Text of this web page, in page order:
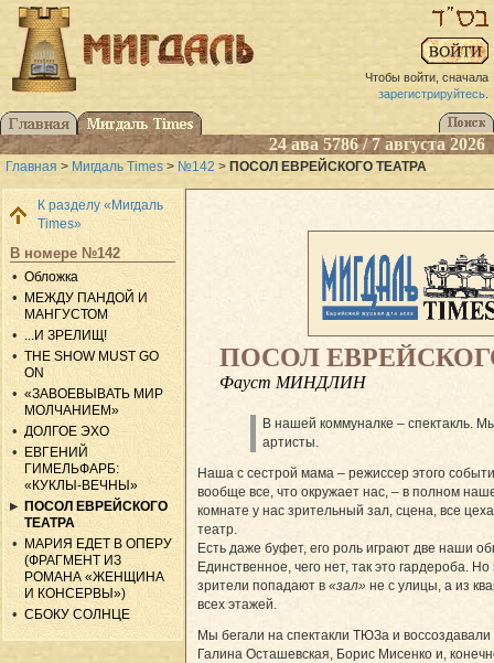
Чтобы войти, сначала
зарегистрируйтесь.
24 ава 5786 / 7 августа 2026
Главная > Мигдаль Times > №142 > ПОСОЛ ЕВРЕЙСКОГО ТЕАТРА
К разделу «Мигдаль
Times»
В номере №142
Обложка
МЕЖДУ ПАНДОЙ И
МАНГУСТОМ
...И ЗРЕЛИЩ!
THE SHOW MUST GO
ON
«ЗАВОЕВЫВАТЬ МИР
МОЛЧАНИЕМ»
ДОЛГОЕ ЭХО
ЕВГЕНИЙ
ГИМЕЛЬФАРБ:
«КУКЛЫ-ВЕЧНЫ»
ПОСОЛ ЕВРЕЙСКОГО
ТЕАТРА
МАРИЯ ЕДЕТ В ОПЕРУ
(ФРАГМЕНТ ИЗ
РОМАНА «ЖЕНЩИНА
И КОНСЕРВЫ»)
СБОКУ СОЛНЦЕ
ПОСОЛ
Фауст МИНДЛИН
В нашей коммуналке – спектакль.
артисты.
Наша с сестрой мама – режиссер этого
вообще все, что окружает нас, – в полном
комнате у нас зрительный зал, сцена, все
театр.
Есть даже буфет, его роль играют две наши
Единственное, чего нет, так это гардероба.
зрители попадают в «зал» не с улицы, а из
всех этажей.
Мы бегали на спектакли ТЮЗа и
Галина Осташевская, Борис Мисенко и,